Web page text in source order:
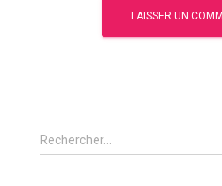
R
e
Rechercher…